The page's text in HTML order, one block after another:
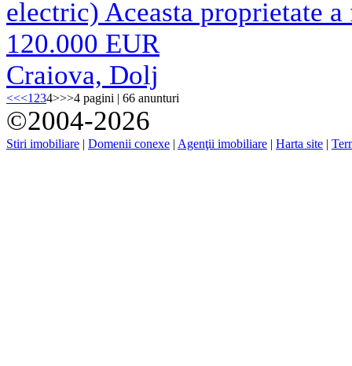
electric) Aceasta proprietate
120.000 EUR
Craiova, Dolj
<<<1 234>>>4 pagini | 66 anunturi
©2004-2026
Stiri imobiliare | Domenii conexe | Agenţii imobiliare | Harta site |